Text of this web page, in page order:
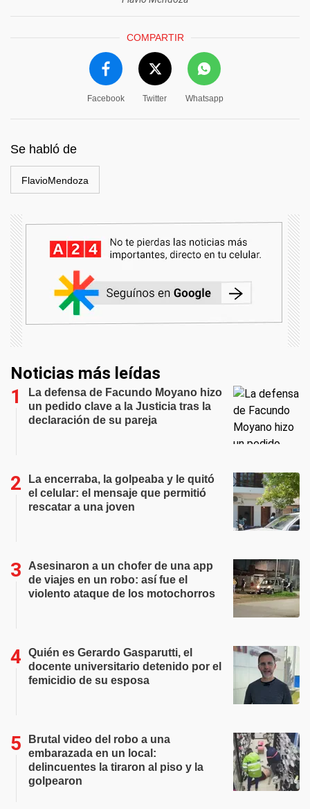
COMPARTIR
Facebook Twitter Whatsapp
Se habló de
FlavioMendoza
Noticias más leídas
La defensa de Facundo Moyano hizo
un pedido clave a la Justicia tras la
declaración de su pareja
La encerraba, la golpeaba y le quitó
el celular: el mensaje que permitió
rescatar a una joven
Asesinaron a un chofer de una app
de viajes en un robo: así fue el
violento ataque de los motochorros
Quién es Gerardo Gasparutti, el
docente universitario detenido por el
femicidio de su esposa
Brutal video del robo a una
embarazada en un local:
delincuentes la tiraron al piso y la
golpearon